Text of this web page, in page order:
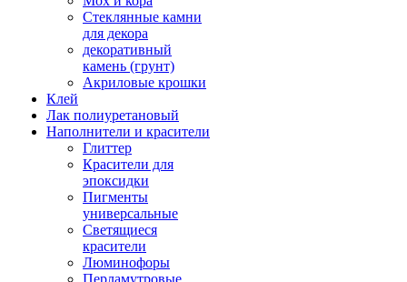
Стеклянные камни
для декора
декоративный
камень (грунт)
Акриловые крошки
Клей
Лак полиуретановый
Наполнители и красители
Глиттер
Красители для
эпоксидки
Пигменты
универсальные
Светящиеся
красители
Люминофоры
Перламутровые